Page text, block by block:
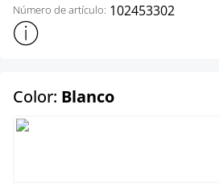
Número de artículo: 102453302
Mostrar más información sobre el
Color: Blancoselect